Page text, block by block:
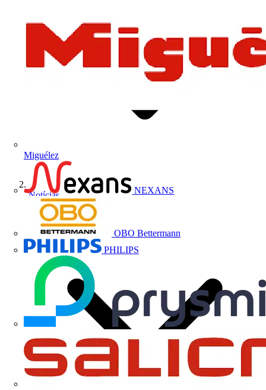
Miguélez
NEXANS
OBO Bettermann
PHILIPS
Notícias